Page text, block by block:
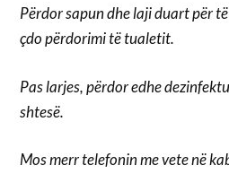
Përdor sapun dhe laji duart për
çdo përdorimi të tualetit.
Pas larjes, përdor edhe
shtesë.
Mos merr telefonin me vete në